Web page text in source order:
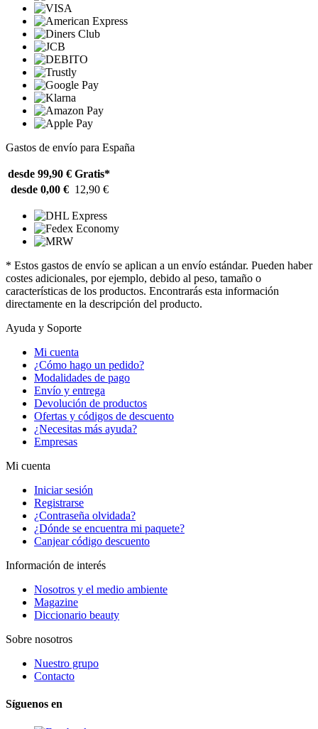
Gastos de envío para España
desde 99,90 € Gratis*
desde 0,00 € 12,90 €
* Estos gastos de envío se aplican a un envío estándar. Pueden haber
costes adicionales, por ejemplo, debido al peso, tamaño o
características de los productos. Encontrarás esta información
directamente en la descripción del producto.
Ayuda y Soporte
Mi cuenta
¿Cómo hago un pedido?
Modalidades de pago
Envío y entrega
Devolución de productos
Ofertas y códigos de descuento
¿Necesitas más ayuda?
Empresas
Mi cuenta
Iniciar sesión
Registrarse
¿Contraseña olvidada?
¿Dónde se encuentra mi paquete?
Canjear código descuento
Información de interés
Nosotros y el medio ambiente
Magazine
Diccionario beauty
Sobre nosotros
Nuestro grupo
Contacto
Síguenos en